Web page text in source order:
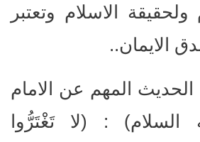
الاسلام وتعتبر
الايمان..
الحديث المهم عن الامام
السلام) : (لا تَغْتَرُّوا